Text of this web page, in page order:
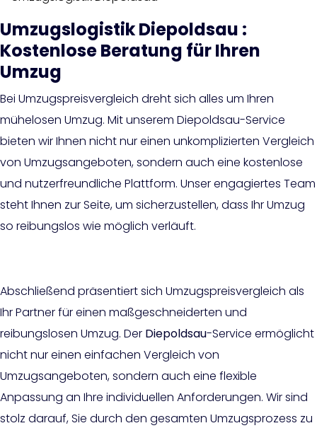
Umzugslogistik Diepoldsau :
Kostenlose Beratung für Ihren
Umzug
Bei Umzugspreisvergleich dreht sich alles um Ihren
mühelosen Umzug. Mit unserem Diepoldsau-Service
bieten wir Ihnen nicht nur einen unkomplizierten Vergleich
von Umzugsangeboten, sondern auch eine kostenlose
und nutzerfreundliche Plattform. Unser engagiertes Team
steht Ihnen zur Seite, um sicherzustellen, dass Ihr Umzug
so reibungslos wie möglich verläuft.
Abschließend präsentiert sich Umzugspreisvergleich als
Ihr Partner für einen maßgeschneiderten und
reibungslosen Umzug. Der Diepoldsau-Service ermöglicht
nicht nur einen einfachen Vergleich von
Umzugsangeboten, sondern auch eine flexible
Anpassung an Ihre individuellen Anforderungen. Wir sind
stolz darauf, Sie durch den gesamten Umzugsprozess zu